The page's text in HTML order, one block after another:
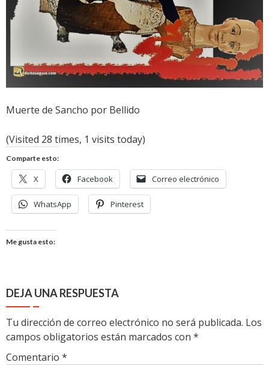
Muerte de Sancho por Bellido
(Visited 28 times, 1 visits today)
Comparte esto:
X Facebook Correo electrónico
WhatsApp Pinterest
Me gusta esto:
DEJA UNA RESPUESTA
Tu dirección de correo electrónico no será publicada. Los
campos obligatorios están marcados con *
Comentario *